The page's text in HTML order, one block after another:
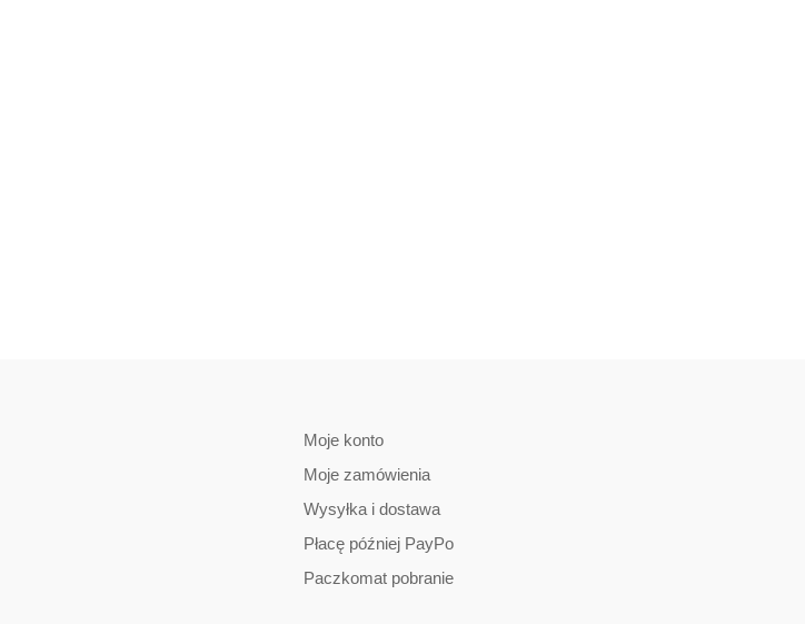
Moje konto
Moje zamówienia
Wysyłka i dostawa
Płacę później PayPo
Paczkomat pobranie